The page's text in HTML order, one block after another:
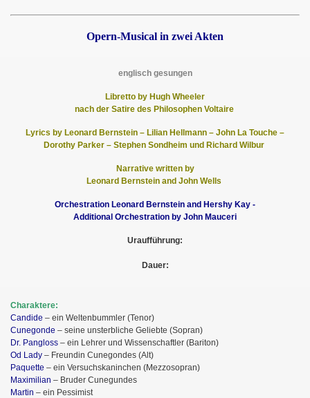
Opern-Musical in zwei Akten
englisch gesungen
Libretto by Hugh Wheeler
nach der Satire des Philosophen Voltaire
Lyrics by Leonard Bernstein – Lilian Hellmann – John La Touche –
Dorothy Parker – Stephen Sondheim und Richard Wilbur
Narrative written by
Leonard Bernstein and John Wells
Orchestration Leonard Bernstein and Hershy Kay -
Additional Orchestration by John Mauceri
Uraufführung:
Dauer:
Charaktere:
Candide – ein Weltenbummler (Tenor)
Cunegonde – seine unsterbliche Geliebte (Sopran)
Dr. Pangloss – ein Lehrer und Wissenschaftler (Bariton)
Od Lady – Freundin Cunegondes (Alt)
Paquette – ein Versuchskaninchen (Mezzosopran)
Maximilian – Bruder Cunegundes
Martin – ein Pessimist